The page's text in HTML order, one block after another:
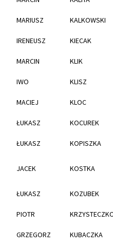
MARIUSZ KALKOWSKI
IRENEUSZ KIECAK
MARCIN KLIK
IWO KLISZ
MACIEJ KLOC
ŁUKASZ KOCUREK
ŁUKASZ KOPISZKA
JACEK KOSTKA
ŁUKASZ KOZUBEK
PIOTR
GRZEGORZ KUBACZKA